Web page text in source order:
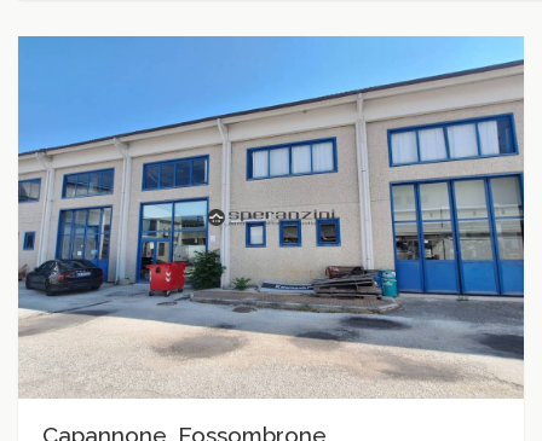
Capannone, Fossombrone